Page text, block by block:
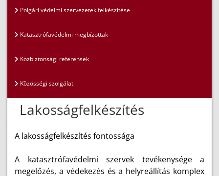
Polgári védelmi szervezetek felkészítése
Katasztrófavédelmi megbízottak
Közbiztonsági referensek
Közösségi szolgálat
Lakosságfelkészítés
A lakosságfelkészítés fontossága
A katasztrófavédelmi szervek tevékenysége a
megelőzés, a védekezés és a helyreállítás komplex